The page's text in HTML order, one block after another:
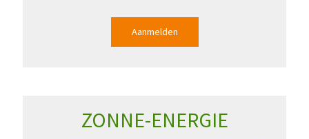
Aanmelden
ZONNE-ENERGIE